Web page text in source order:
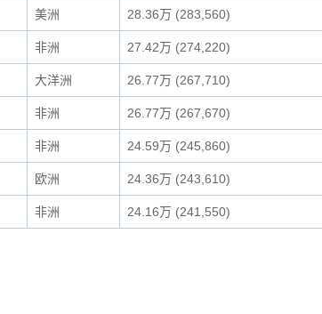
美洲 28.36万 (283,560)
非洲 27.42万 (274,220)
大洋洲 26.77万 (267,710)
非洲 26.77万 (267,670)
非洲 24.59万 (245,860)
欧洲 24.36万 (243,610)
非洲 24.16万 (241,550)